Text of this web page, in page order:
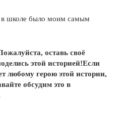
школе было моим самым
оставь своё
этой историей!Если
любому герою этой истории,
обсудим это в